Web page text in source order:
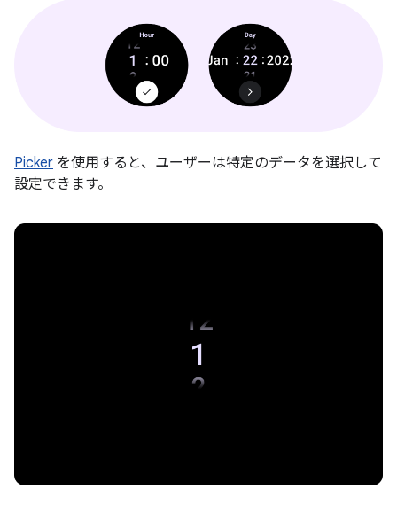
Picker を使用すると、ユーザーは特定のデータを選択して
設定できます。